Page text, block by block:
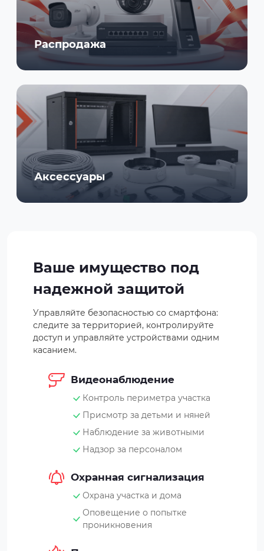
Распродажа
Аксессуары
Ваше имущество под
надежной защитой
Управляйте безопасностью со смартфона:
следите за территорией, контролируйте
доступ и управляйте устройствами одним
касанием.
Видеонаблюдение
Контроль периметра участка
Присмотр за детьми и няней
Наблюдение за животными
Надзор за персоналом
Охранная сигнализация
Охрана участка и дома
Оповещение о попытке
проникновения